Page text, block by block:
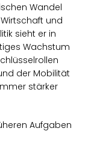
Wandel
und
sieht er in
Wachstum
der Mobilität
stärker
Aufgaben